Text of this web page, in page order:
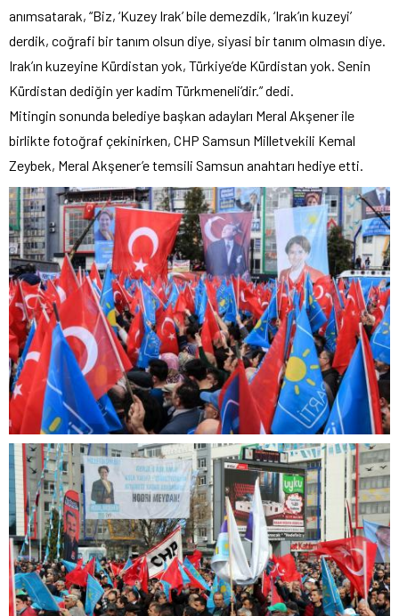
anımsatarak, “Biz, ‘Kuzey Irak’ bile demezdik, ‘Irak’ın kuzeyi’
derdik, coğrafi bir tanım olsun diye, siyasi bir tanım olmasın diye.
Irak’ın kuzeyine Kürdistan yok, Türkiye’de Kürdistan yok. Senin
Kürdistan dediğin yer kadim Türkmeneli’dir.” dedi.
Mitingin sonunda belediye başkan adayları Meral Akşener ile
birlikte fotoğraf çekinirken, CHP Samsun Milletvekili Kemal
Zeybek, Meral Akşener’e temsili Samsun anahtarı hediye etti.